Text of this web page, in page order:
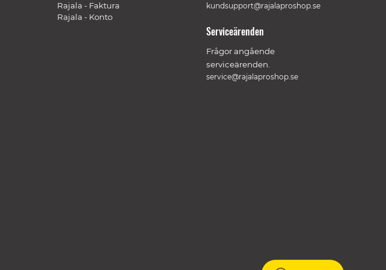
Rajala - Faktura
Rajala - Konto
kundsupport@rajalaproshop.se
Serviceärenden
Frågor angående
serviceärenden.
service@rajalaproshop.se